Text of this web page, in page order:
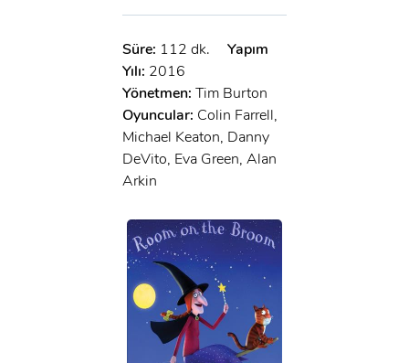
Süre: 112 dk.
Yapım
Yılı: 2016
Yönetmen: Tim Burton
Oyuncular: Colin Farrell,
Michael Keaton, Danny
DeVito, Eva Green, Alan
Arkin